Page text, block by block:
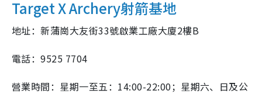
Target X Archery射箭基地
地址：新蒲崗大友街33號啟業工廠大廈2樓B
電話：9525 7704
營業時間：星期一至五：14:00-22:00；星期六、日及公